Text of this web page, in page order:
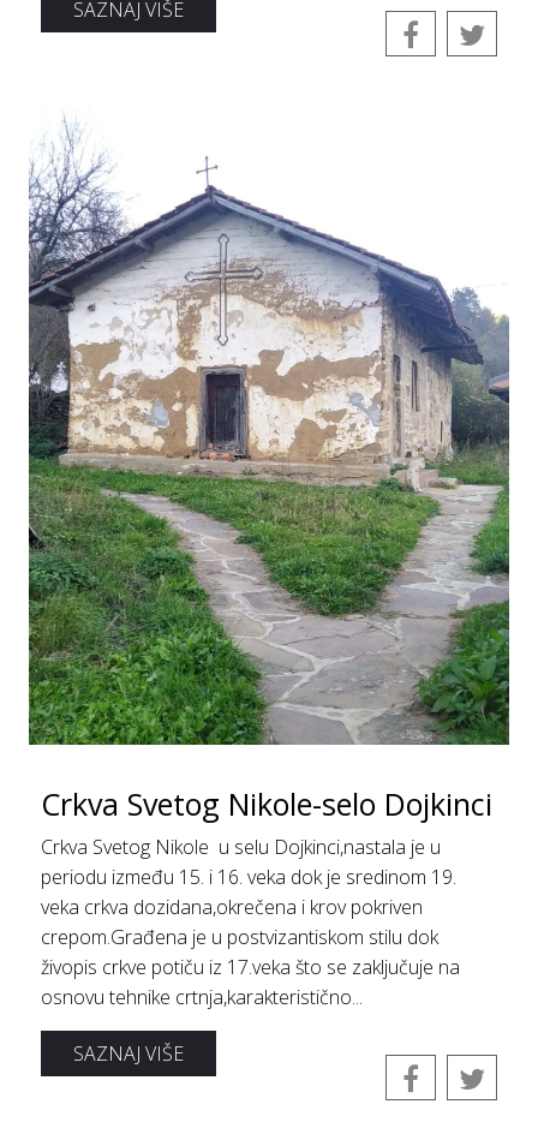
SAZNAJ VIŠE
Crkva Svetog Nikole-selo Dojkinci
Crkva Svetog Nikole u selu Dojkinci,nastala je u
periodu između 15. i 16. veka dok je sredinom 19.
veka crkva dozidana,okrečena i krov pokriven
crepom.Građena je u postvizantiskom stilu dok
živopis crkve potiču iz 17.veka što se zaključuje na
osnovu tehnike crtnja,karakteristično...
SAZNAJ VIŠE